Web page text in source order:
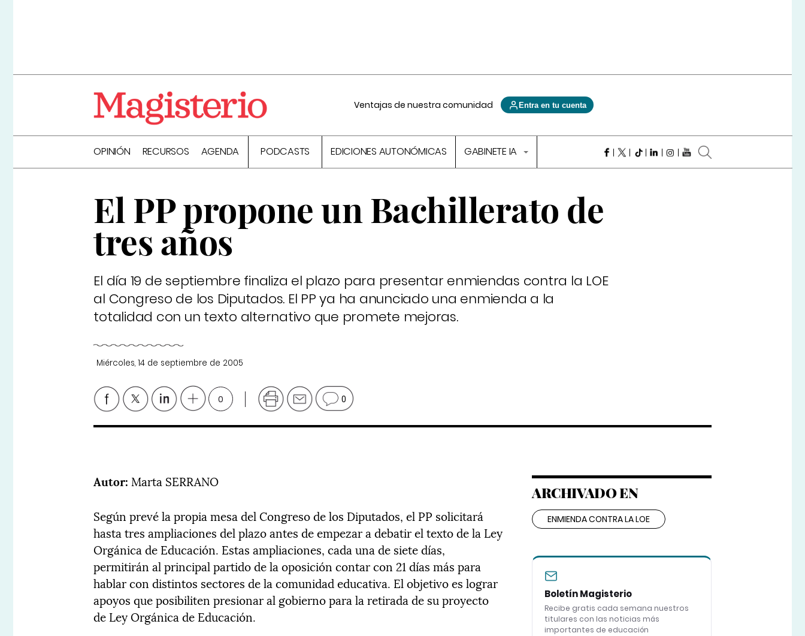
Ventajas de nuestra comunidad Entra en tu cuenta
OPINIÓN RECURSOS AGENDA PODCASTS EDICIONES AUTONÓMICAS GABINETE IA
El PP propone un Bachillerato de
tres años
El día 19 de septiembre finaliza el plazo para presentar enmiendas contra la LOE
al Congreso de los Diputados. El PP ya ha anunciado una enmienda a la
totalidad con un texto alternativo que promete mejoras.
Miércoles, 14 de septiembre de 2005
0 0
Autor:Marta SERRANO
Según prevé la propia mesa del Congreso de los Diputados, el PP solicitará
hasta tres ampliaciones del plazo antes de empezar a debatir el texto de la Ley
Orgánica de Educación. Estas ampliaciones, cada una de siete días,
permitirán al principal partido de la oposición contar con 21 días más para
hablar con distintos sectores de la comunidad educativa. El objetivo es lograr
apoyos que posibiliten presionar al gobierno para la retirada de su proyecto
de Ley Orgánica de Educación.
ARCHIVADO EN
ENMIENDA CONTRA LA LOE
Boletín Magisterio
Recibe gratis cada semana nuestros
titulares con las noticias más
importantes de educación